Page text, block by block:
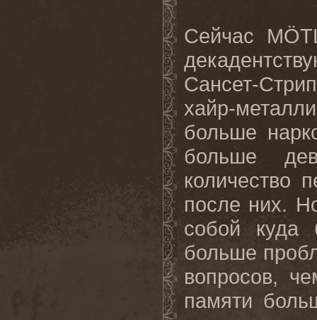
Сейчас MÖ
Сансет-
хайр-
больше
больше
количество
после них.
собой куда
больше
вопросов,
памяти